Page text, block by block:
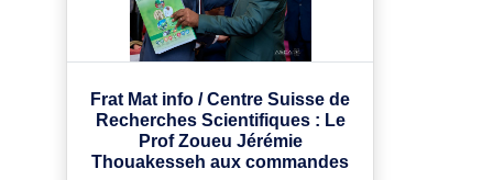
Frat Mat info / Centre Suisse de
Recherches Scientifiques : Le
Prof Zoueu Jérémie
Thouakesseh aux commandes